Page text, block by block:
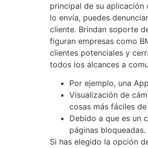
principal de su
lo envía, puedes
cliente. Brindan soporte
figuran empresas como
clientes potenciales y
todos los alcances a
Por ejemplo, una
Visualización de
cosas más fáciles de
Debido a que es un
páginas bloqueadas.
Si has elegido la opción